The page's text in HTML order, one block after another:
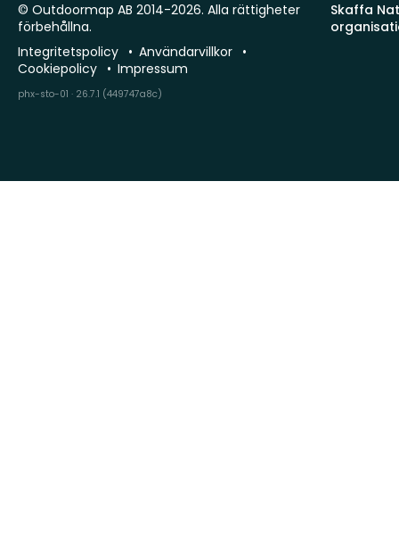
Skaffa
© Outdoormap AB 2014-2026. Alla rättigheter
förbehållna.
Integritetspolicy
Användarvillkor
Cookiepolicy
Impressum
phx-sto-01 · 26.7.1 (449747a8c)